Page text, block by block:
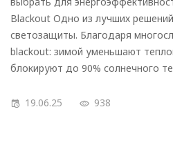
Blackout Одно из лучших
светозащиты. Благодаря
blackout: зимой уменьшают
блокируют до 90% солнечного
19.06.25 938